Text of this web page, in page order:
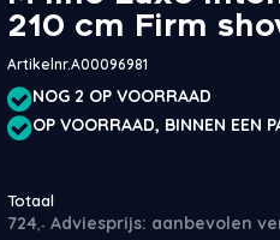
210 cm Firm
Artikelnr.A00096981
NOG 2 OP VOORRAAD
OP VOORRAAD, BINNEN EEN
Totaal
724 ,- Adviesprijs: aanbevolen